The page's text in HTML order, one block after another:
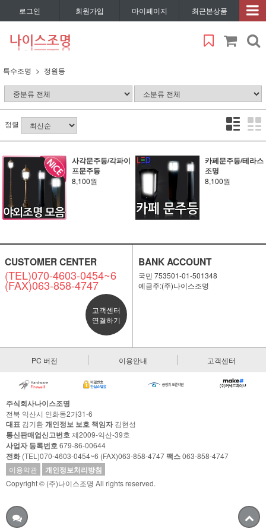
로그인 회원가입 마이페이지 최근본상품
특수조명 정원등
정렬
사각문주등/각파이
프문주등
8,100원
카페문주등/테라스
조명
8,100원
CUSTOMER CENTER
(TEL)070-4603-0454~6
(FAX)063-858-4747
고객센터
연결하기
BANK ACCOUNT
국민 753501-01-501348
예금주:(주)나이스조명
PC 버전 이용안내 고객센터
주식회사나이스조명
전북 익산시 인화동2가31-6
대표 김기환개인정보 보호 책임자김현성
통신판매업신고번호제2009-익산-39호
사업자 등록번호679-86-00644
전화(TEL)070-4603-0454~6 (FAX)063-858-4747팩스063-858-4747
이용약관
개인정보처리방침
Copyright © (주)나이스조명 All rights reserved.